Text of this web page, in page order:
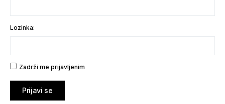
Lozinka:
Zadrži me prijavljenim
Prijavi se